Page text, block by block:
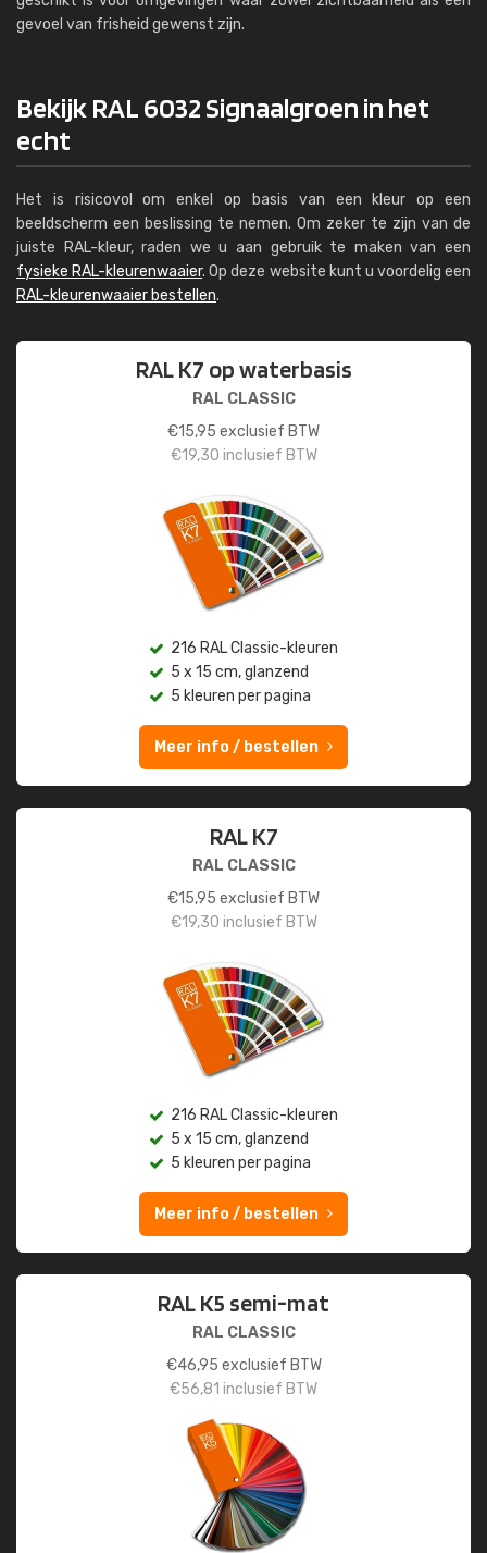
gevoel van frisheid gewenst zijn.
Bekijk RAL 6032 Signaalgroen in het
echt
Het is risicovol om enkel op basis van een kleur op een
beeldscherm een beslissing te nemen. Om zeker te zijn van de
juiste RAL-kleur, raden we u aan gebruik te maken van een
fysieke RAL-kleurenwaaier. Op deze website kunt u voordelig een
RAL-kleurenwaaier bestellen.
RAL K7 op waterbasis
RAL CLASSIC
€15,95 exclusief BTW
€19,30 inclusief BTW
216 RAL Classic-kleuren
5 x 15 cm, glanzend
5 kleuren per pagina
Meer info / bestellen
RAL K7
RAL CLASSIC
€15,95 exclusief BTW
€19,30 inclusief BTW
216 RAL Classic-kleuren
5 x 15 cm, glanzend
5 kleuren per pagina
Meer info / bestellen
RAL K5 semi-mat
RAL CLASSIC
€46,95 exclusief BTW
€56,81 inclusief BTW